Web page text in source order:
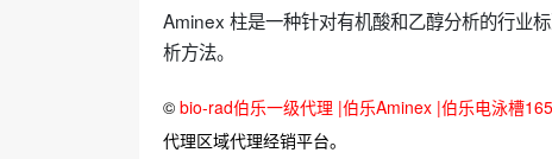
Aminex 柱是一种针对有机酸和乙醇分析的行业
析方法。
© bio-rad伯乐一级代理 |伯乐Aminex |伯乐电泳槽
代理区域代理经销平台。